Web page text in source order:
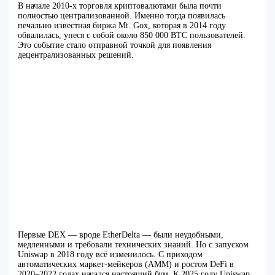
В начале 2010-х торговля криптовалютами была почти
полностью централизованной. Именно тогда появилась
печально известная биржа Mt. Gox, которая в 2014 году
обвалилась, унеся с собой около 850 000 BTC пользователей.
Это событие стало отправной точкой для появления
децентрализованных решений.
Первые DEX — вроде EtherDelta — были неудобными,
медленными и требовали технических знаний. Но с запуском
Uniswap в 2018 году всё изменилось. С приходом
автоматических маркет-мейкеров (AMM) и ростом DeFi в